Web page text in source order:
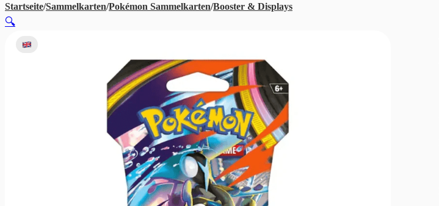
Startseite/Sammelkarten/Pokémon Sammelkarten/Booster & Displays
🔍